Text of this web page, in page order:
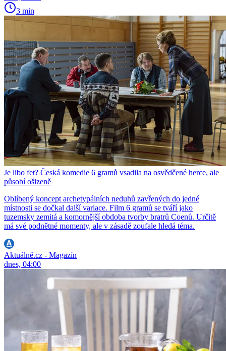
3 min
Je libo fet? Česká komedie 6 gramů vsadila na osvědčené herce, ale
působí ošizeně
Oblíbený koncept archetypálních neduhů zavřených do jedné
místnosti se dočkal další variace. Film 6 gramů se tváří jako
tuzemsky zemitá a komornější obdoba tvorby bratrů Coenů. Určitě
má své podnětné momenty, ale v zásadě zoufale hledá téma.
Aktuálně.cz - Magazín
dnes, 04:00